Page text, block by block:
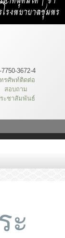
รงพยาบาลชุมพร
7750-3672-4
รศัพท์ติดต่อ
สอบถาม
ะชาสัมพันธ์
ะ